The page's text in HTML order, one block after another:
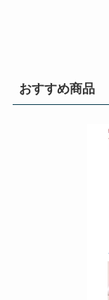
おすすめ商品